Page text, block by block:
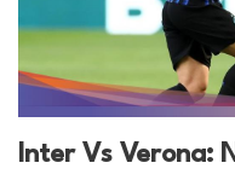
Inter Vs Verona: